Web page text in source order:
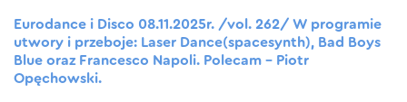
Eurodance i Disco 08.11.2025r. /vol. 262/ W programie
utwory i przeboje: Laser Dance(spacesynth), Bad Boys
Blue oraz Francesco Napoli. Polecam – Piotr
Opęchowski.